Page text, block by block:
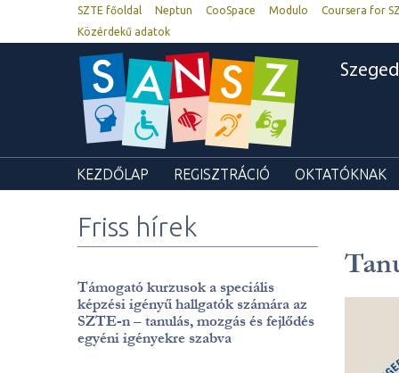
SZTE főoldal Neptun CooSpace Modulo
Coursera for
Közérdekű adatok
KEZDŐLAP REGISZTRÁCIÓ OKTATÓKNAK
Friss hírek
Támogató kurzusok a speciális
képzési igényű hallgatók számára az
SZTE-n – tanulás, mozgás és fejlődés
egyéni igényekre szabva